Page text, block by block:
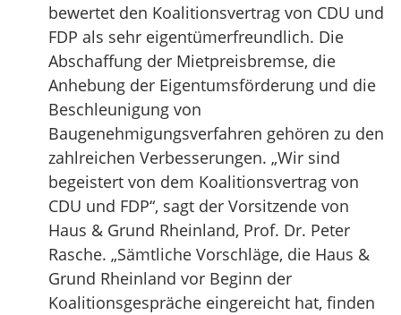
bewertet den Koalitionsvertrag von CDU und
FDP als sehr eigentümerfreundlich. Die
Abschaffung der Mietpreisbremse, die
Anhebung der Eigentumsförderung und die
Beschleunigung von
Baugenehmigungsverfahren gehören zu den
zahlreichen Verbesserungen. „Wir sind
begeistert von dem Koalitionsvertrag von
CDU und FDP“, sagt der Vorsitzende von
Haus & Grund Rheinland, Prof. Dr. Peter
Rasche. „Sämtliche Vorschläge, die Haus &
Grund Rheinland vor Beginn der
Koalitionsgespräche eingereicht hat, finden